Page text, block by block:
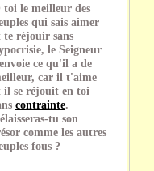
toi le meilleur des
qui sais aimer
te réjouir sans
le Seigneur
ce qu'il a de
car il t'aime
il se réjouit en toi
contrainte.
tu son
comme les autres
fous ?